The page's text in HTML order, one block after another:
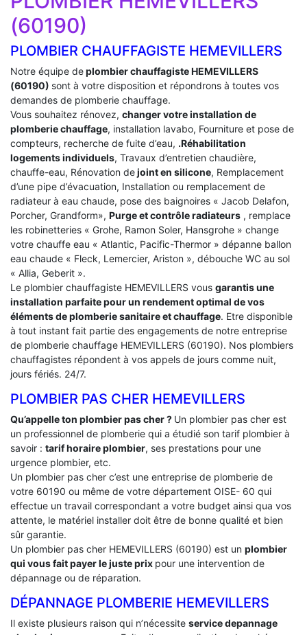
(60190)
PLOMBIER CHAUFFAGISTE HEMEVILLERS
Notre équipe deplombier chauffagiste HEMEVILLERS
(60190) sont à votre disposition et répondrons à toutes vos
demandes de plomberie chauffage.
Vous souhaitez rénovez, changer votre installation de
plomberie chauffage, installation lavabo, Fourniture et pose de
compteurs, recherche de fuite d’eau, .Réhabilitation
logements individuels, Travaux d’entretien chaudière,
chauffe-eau, Rénovation dejoint en silicone, Remplacement
d’une pipe d’évacuation, Installation ou remplacement de
radiateur à eau chaude, pose des baignoires « Jacob Delafon,
Porcher, Grandform», Purge et contrôle radiateurs , remplace
les robinetteries « Grohe, Ramon Soler, Hansgrohe » change
votre chauffe eau « Atlantic, Pacific-Thermor » dépanne ballon
eau chaude « Fleck, Lemercier, Ariston », débouche WC au sol
« Allia, Geberit ».
Le plombier chauffagiste HEMEVILLERS vous garantis une
installation parfaite pour un rendement optimal de vos
éléments de plomberie sanitaire et chauffage. Etre disponible
à tout instant fait partie des engagements de notre entreprise
de plomberie chauffage HEMEVILLERS (60190). Nos plombiers
chauffagistes répondent à vos appels de jours comme nuit,
jours fériés. 24/7.
PLOMBIER PAS CHER HEMEVILLERS
Qu’appelle ton plombier pas cher ? Un plombier pas cher est
un professionnel de plomberie qui a étudié son tarif plombier à
savoir : tarif horaire plombier, ses prestations pour une
urgence plombier, etc.
Un plombier pas cher c’est une entreprise de plomberie de
votre 60190 ou même de votre département OISE- 60 qui
effectue un travail correspondant a votre budget ainsi qua vos
attente, le matériel installer doit être de bonne qualité et bien
sûr garantie.
Un plombier pas cher HEMEVILLERS (60190) est un plombier
qui vous fait payer le juste prix pour une intervention de
dépannage ou de réparation.
DÉPANNAGE PLOMBERIE HEMEVILLERS
Il existe plusieurs raison qui n’nécessite service depannage